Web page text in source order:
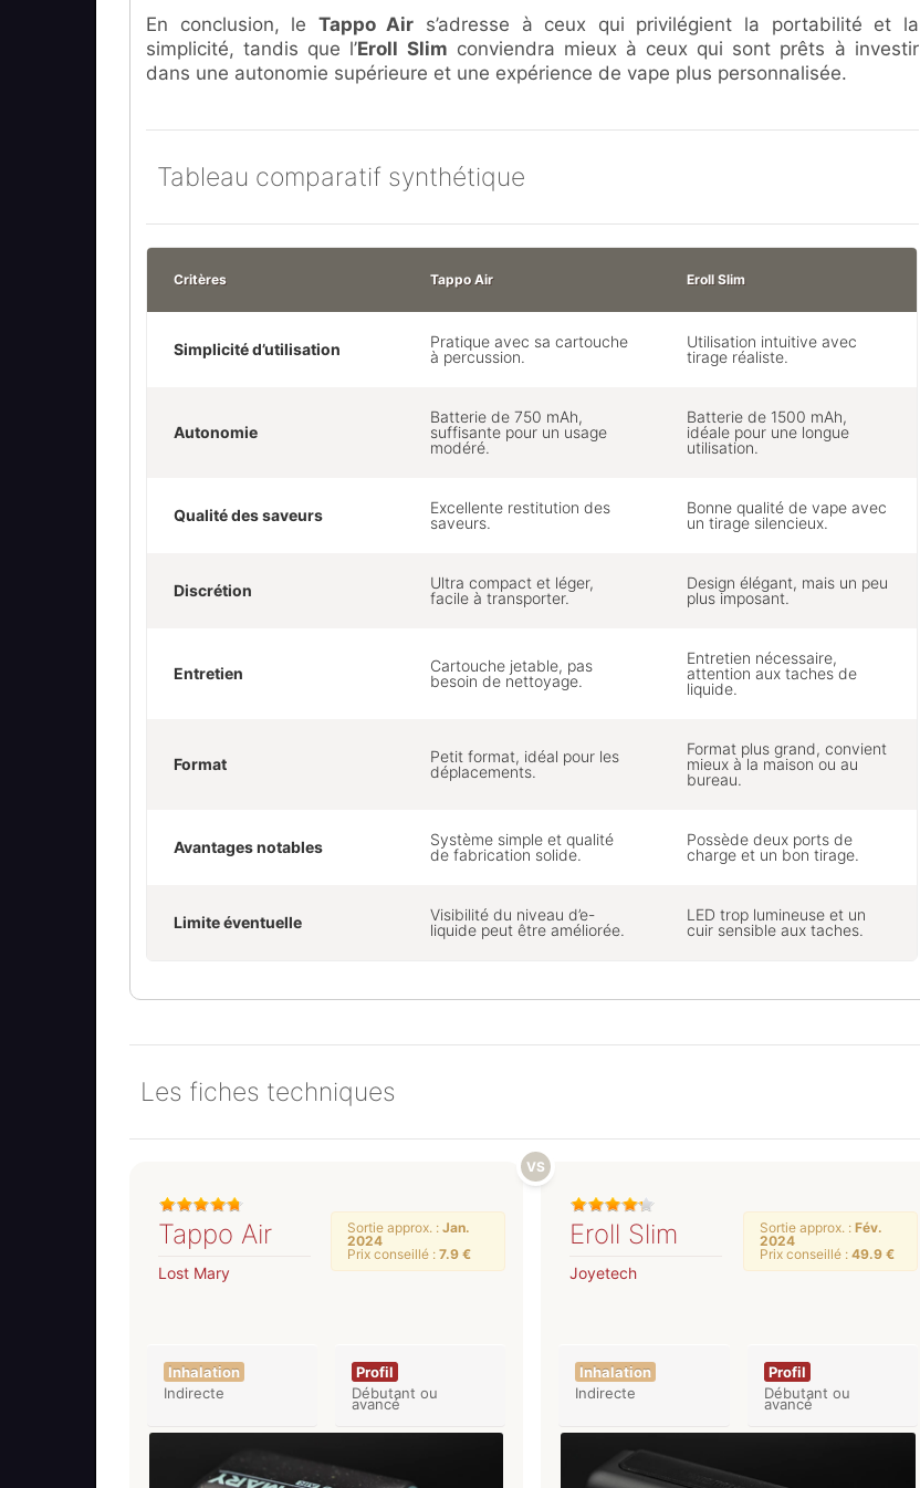
En conclusion, le Tappo Air s’adresse à ceux qui privilégient la portabilité et la
simplicité, tandis que l’Eroll Slim conviendra mieux à ceux qui sont prêts à investir
dans une autonomie supérieure et une expérience de vape plus personnalisée.
Tableau comparatif synthétique
Critères Tappo Air Eroll Slim
Simplicité d’utilisation
Pratique avec sa cartouche
à percussion.
Utilisation intuitive avec
tirage réaliste.
Autonomie
Batterie de 750 mAh,
suffisante pour un usage
modéré.
Batterie de 1500 mAh,
idéale pour une longue
utilisation.
Qualité des saveurs
Excellente restitution des
saveurs.
Bonne qualité de vape avec
un tirage silencieux.
Discrétion
Ultra compact et léger,
facile à transporter.
Design élégant, mais un peu
plus imposant.
Entretien
Cartouche jetable, pas
besoin de nettoyage.
Entretien nécessaire,
attention aux taches de
liquide.
Format
Petit format, idéal pour les
déplacements.
Format plus grand, convient
mieux à la maison ou au
bureau.
Avantages notables
Système simple et qualité
de fabrication solide.
Possède deux ports de
charge et un bon tirage.
Limite éventuelle
Visibilité du niveau d’e-
liquide peut être améliorée.
LED trop lumineuse et un
cuir sensible aux taches.
Les fiches techniques
Tappo Air
Lost Mary
Sortie approx. :Jan.
2024
Prix conseillé :7.9 €
Inhalation
Indirecte
Profil
Débutant ou
avancé
Eroll Slim
Joyetech
Sortie approx. : Fév.
2024
Prix conseillé : 49.9 €
Inhalation
Indirecte
Profil
Débutant ou
avancé